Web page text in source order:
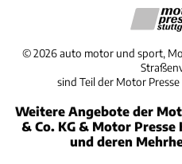
©2026 auto motor und sport,
sind Teil der Motor
Weitere Angebote der
& Co. KG & Motor Presse
und deren